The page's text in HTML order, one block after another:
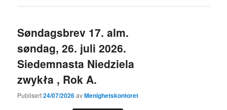
Søndagsbrev 17. alm.
søndag, 26. juli 2026.
Siedemnasta Niedziela
zwykła , Rok A.
Publisert24/07/2026avMenighetskontoret